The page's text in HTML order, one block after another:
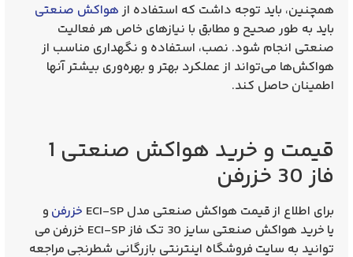
همچنین، باید توجه داشت که استفاده ازهواکش صنعتی
باید به طور صحیح و مطابق با نیازهای خاص هر فعالیت
صنعتی انجام شود. نصب، استفاده و نگهداری مناسب از
هواکش‌ها می‌تواند از عملکرد بهتر و بهره‌وری بیشتر آنها
اطمینان حاصل کند.
قیمت و خرید هواکش صنعتی 1
فاز 30 خزرفن
برای اطلاع ازقیمت هواکش صنعتی مدل ECI-SP خزرفن و
یا خرید هواکش صنعتی سایز 30 تک فاز ECI-SP خزرفن
می
توانید به سایت فروشگاه اینترنتی بازرگانی شطرنجی مراجعه